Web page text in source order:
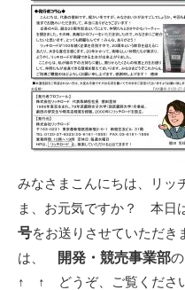
みなさまこんにちは、リ
ま、お元気ですか？ 本日
号をお送りさせていただ
は、 開発・競売事業部
↑ ↑ どうぞ、ご覧くださ